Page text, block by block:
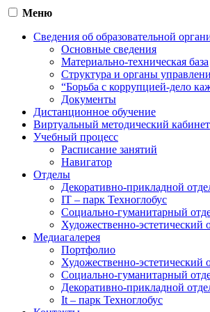
Меню
Сведения об образовательной
Основные сведения
Материально-техническая база
Структура и органы
“Борьба с коррупцией-дело
Документы
Дистанционное обучение
Виртуальный методический кабинет
Учебный процесс
Расписание занятий
Навигатор
Отделы
Декоративно-прикладной
IT – парк Техноглобус
Социально-гуманитарный
Художественно-эстетический
Медиагалерея
Портфолио
Художественно-эстетический
Социально-гуманитарный
Декоративно-прикладной
It – парк Техноглобус